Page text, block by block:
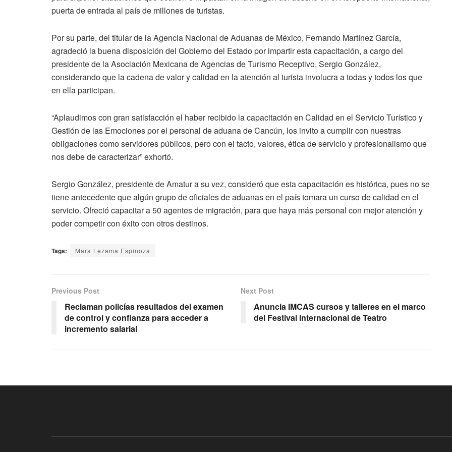
puerta de entrada al país de millones de turistas.
Por su parte, del titular de la Agencia Nacional de Aduanas de México, Fernando Martínez García,
agradeció la buena disposición del Gobierno del Estado por impartir esta capacitación, a cargo del
presidente de la Asociación Mexicana de Agencias de Turismo Receptivo, Sergio González,
considerando que la cadena de valor y calidad en la atención al turista involucra a todas y todos los que
en ella participan.
“Aplaudimos con gran satisfacción el haber recibido la capacitación en Calidad en el Servicio Turístico y
Gestión de las Emociones por el personal de aduana de Cancún, los invito a cumplir con nuestras
obligaciones como servidores públicos, pero con el tacto, valores, ética de servicio y profesionalismo que
nos debe de caracterizar” exhortó.
Sergio González, presidente de Amatur a su vez, consideró que esta capacitación es histórica, pues no se
tiene antecedente que algún grupo de oficiales de aduanas en el país tomara un curso de calidad en el
servicio. Ofreció capacitar a 50 agentes de migración, para que haya más personal con mejor atención y
poder competir con éxito con otros destinos.
Tags: Mara Lezama Espinoza
Previous Post
Reclaman policías resultados del examen
de control y confianza para acceder a
incremento salarial
Next Post
Anuncia IMCAS cursos y talleres en el marco
del Festival Internacional de Teatro